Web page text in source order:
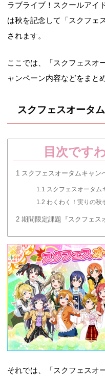
ラブライブ！スクールアイ
は秋を記念して「スクフェ
されます。
ここでは、「スクフェスオ
ャンペーン内容などをまと
スクフェスオータ
目次です
1 スクフェスオータムキャン
1.1 スクフェスオータム
1.2 わくわく！実りの秋
2 期間限定課題『スクフェス
それでは、「スクフェスオ